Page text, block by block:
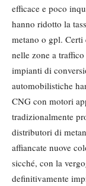
efficace e poco
hanno ridotto la
metano o gpl. Certi
nelle zone a
impianti di
automobilistiche
CNG con motori
tradizionalmente
distributori di
affiancate nuove
sicché, con la
definitivamente